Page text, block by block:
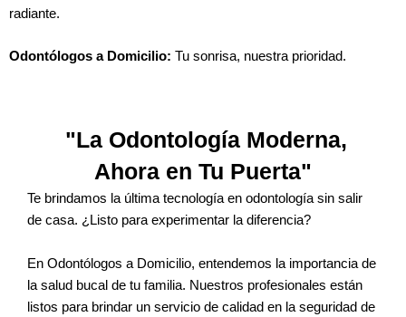
radiante.
Odontólogos a Domicilio: Tu sonrisa, nuestra prioridad.
"La Odontología Moderna,
Ahora en Tu Puerta"
Te brindamos la última tecnología en odontología sin salir
de casa. ¿Listo para experimentar la diferencia?
En Odontólogos a Domicilio, entendemos la importancia de
la salud bucal de tu familia. Nuestros profesionales están
listos para brindar un servicio de calidad en la seguridad de